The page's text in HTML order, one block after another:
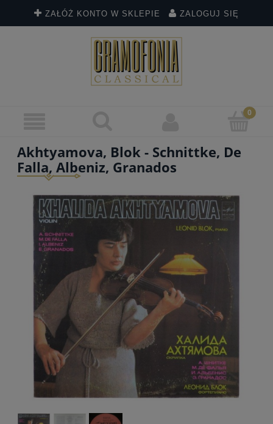
ZAŁÓŻ KONTO W SKLEPIE ZALOGUJ SIĘ
Akhtyamova, Blok - Schnittke, De
Falla, Albeniz, Granados